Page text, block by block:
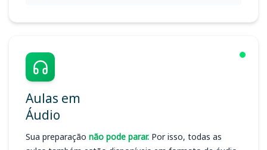
Aulas em
Áudio
Sua preparação não pode parar. Por isso, todas as